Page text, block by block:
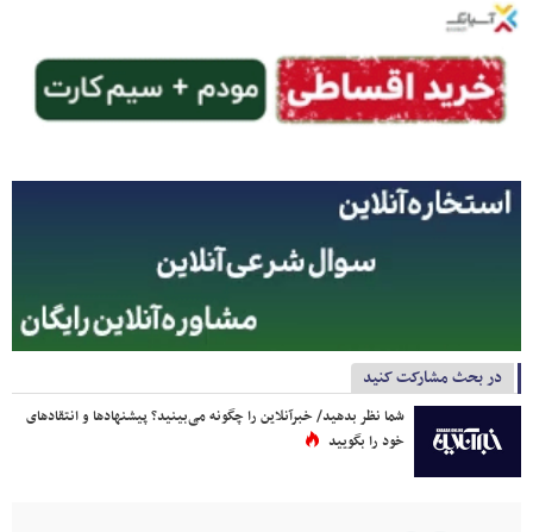
در بحث مشارکت کنید
شما نظر بدهید/ خبرآنلاین را چگونه می‌بینید؟ پیشنهادها و انتقادهای
خود را بگویید